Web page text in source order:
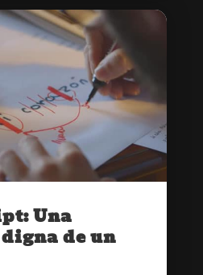
Una
de un